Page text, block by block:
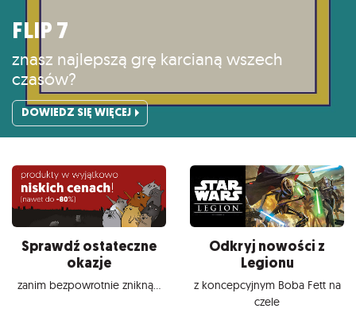
FLIP 7
znasz najlepszą grę karcianą wszech
czasów?
DOWIEDZ SIĘ WIĘCEJ
Sprawdź ostateczne
okazje
zanim bezpowrotnie znikną...
Odkryj nowości z
Legionu
z koncepcyjnym Boba Fett na
czele